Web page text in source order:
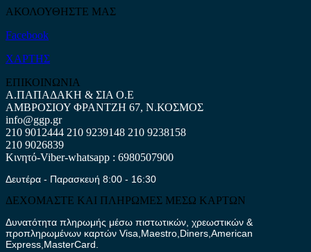
ΑΚΟΛΟΥΘΗΣΤΕ ΜΑΣ
Facebook
ΧΑΡΤΗΣ
ΕΠΙΚΟΙΝΩΝΙΑ
Α.ΠΑΠΑΔΑΚΗ & ΣΙΑ Ο.Ε
ΑΜΒΡΟΣΙΟΥ ΦΡΑΝΤΖΗ 67, Ν.ΚΟΣΜΟΣ
info@ggp.gr
210 9012444 210 9239148 210 9238158
210 9026839
Κινητό-Viber-whatsapp : 6980507900
Δευτέρα - Παρασκευή 8:00 - 16:30
ΔΕΧΟΜΑΣΤΕ ΚΑΙ ΠΛΗΡΩΜΕΣ ΜΕΣΩ ΚΑΡΤΩΝ
Δυνατότητα πληρωμής μέσω πιστωτικών, χρεωστικών &
προπληρωμένων καρτών Visa,Maestro,Diners,American
Express,MasterCard.